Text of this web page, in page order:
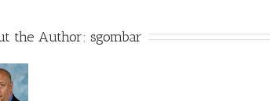
the Author: sgombar